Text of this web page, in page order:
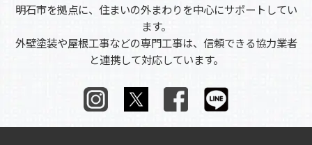
明石市を拠点に、住まいの外まわりを中心にサポートしてい
ます。
外壁塗装や屋根工事などの専門工事は、信頼できる協力業者
と連携して対応しています。